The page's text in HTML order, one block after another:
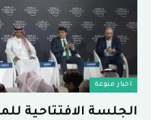
اخبار منوعة
الجلسة الافتتاحية